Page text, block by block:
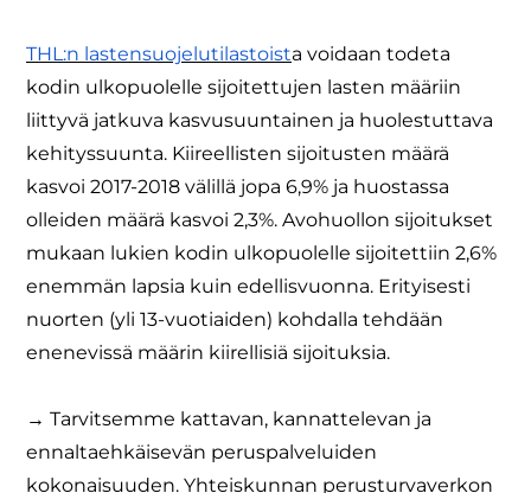
THL:n lastensuojelutilastoista voidaan todeta
kodin ulkopuolelle sijoitettujen lasten määriin
liittyvä jatkuva kasvusuuntainen ja huolestuttava
kehityssuunta. Kiireellisten sijoitusten määrä
kasvoi 2017-2018 välillä jopa 6,9% ja huostassa
olleiden määrä kasvoi 2,3%. Avohuollon sijoitukset
mukaan lukien kodin ulkopuolelle sijoitettiin 2,6%
enemmän lapsia kuin edellisvuonna. Erityisesti
nuorten (yli 13-vuotiaiden) kohdalla tehdään
enenevissä määrin kiirellisiä sijoituksia.
→ Tarvitsemme kattavan, kannattelevan ja
ennaltaehkäisevän peruspalveluiden
kokonaisuuden. Yhteiskunnan perusturvaverkon